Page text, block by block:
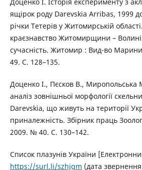
ящірок роду Darevskia Arribas, 1999
річки Тетерів у Житомирській
краєзнавство Житомирщини – Волині.
сучасність. Житомир : Вид-во
49. С. 128–135.
Доценко І., Пєсков В., Миропольська
аналіз зовнішньої морфології
Darevskia, що живуть на території
приналежність. Збірник праць
2009. № 40. С. 130–142.
Список плазунів України
https://surl.li/szhjgm (дата